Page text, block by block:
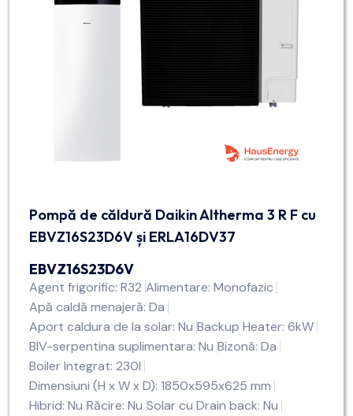
Pompă de căldură Daikin Altherma 3 R F cu
EBVZ16S23D6V și ERLA16DV37
EBVZ16S23D6V
Agent frigorific: R32 Alimentare: Monofazic
Apă caldă menajeră: Da
Aport caldura de la solar: Nu Backup Heater: 6kW
BIV-serpentina suplimentara: Nu Bizonă: Da
Boiler Integrat: 230l
Dimensiuni (H x W x D): 1850x595x625 mm
Hibrid: Nu Răcire: Nu Solar cu Drain back: Nu